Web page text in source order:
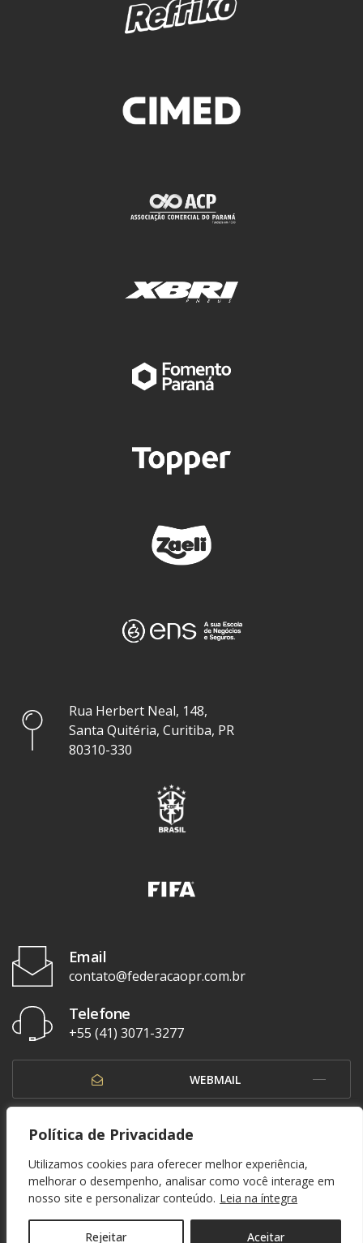
Política de Privacidade
Utilizamos cookies para oferecer melhor experiência,
melhorar o desempenho, analisar como você interage em
nosso site e personalizar conteúdo. Leia na íntegra
Rejeitar Aceitar
Rua Herbert Neal, 148,
Santa Quitéria, Curitiba, PR
80310-330
Email
contato@federacaopr.com.br
Telefone
+55 (41) 3071-3277
WEBMAIL
OUVIDORIA
© 1937 - 2026. Federação Paranaense de Futebol. Todos os direitos reservados. By